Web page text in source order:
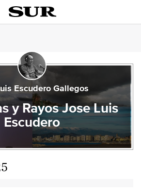
Escudero Gallegos
y Rayos Jose Luis
Escudero